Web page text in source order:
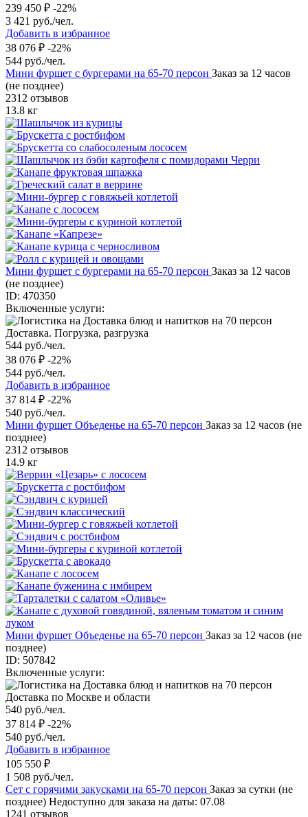
239 450 ₽ -22%
3 421 руб./чел.
Добавить в избранное
38 076 ₽ -22%
544 руб./чел.
Мини фуршет с бургерами на 65-70 персон Заказ за 12 часов
(не позднее)
2312 отзывов
13.8 кг
Мини фуршет с бургерами на 65-70 персон Заказ за 12 часов
(не позднее)
ID: 470350
Включенные услуги:
Доставка. Погрузка, разгрузка
544 руб./чел.
38 076 ₽ -22%
544 руб./чел.
Добавить в избранное
37 814 ₽ -22%
540 руб./чел.
Мини фуршет Объеденье на 65-70 персон Заказ за 12 часов (не
позднее)
2312 отзывов
14.9 кг
Мини фуршет Объеденье на 65-70 персон Заказ за 12 часов (не
позднее)
ID: 507842
Включенные услуги:
Доставка по Москве и области
540 руб./чел.
37 814 ₽ -22%
540 руб./чел.
Добавить в избранное
105 550 ₽
1 508 руб./чел.
Сет с горячими закусками на 65-70 персон Заказ за сутки (не
позднее) Недоступно для заказа на даты: 07.08
1241 отзывов